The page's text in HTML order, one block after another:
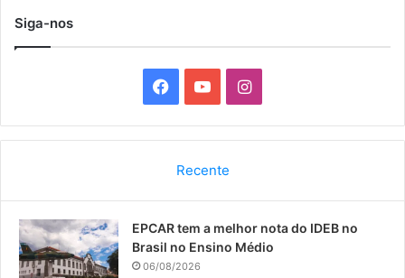
Siga-nos
a
b
o
o
u
I
n
a
Recente
EPCAR tem a melhor nota do IDEB no
Brasil no Ensino Médio
06/08/2026